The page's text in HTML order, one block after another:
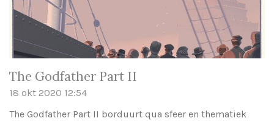
The Godfather Part II
18 okt 2020 12:54
The Godfather Part II borduurt qua sfeer en thematiek